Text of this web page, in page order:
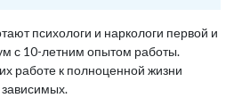
психологи и наркологи первой и
с 10-летним опытом работы.
работе к полноценной жизни